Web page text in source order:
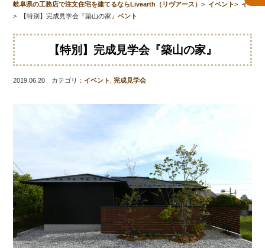
岐阜県の工務店で注文住宅を建てるならLivearth（リヴアース）> イベント> イ
ベント
> 【特別】完成見学会『築山の家』
【特別】完成見学会『築山の家』
2019.06.20 カテゴリ：イベント ,完成見学会